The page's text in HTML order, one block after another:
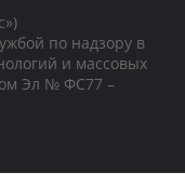
по надзору в
и массовых
Эл № ФС77 –